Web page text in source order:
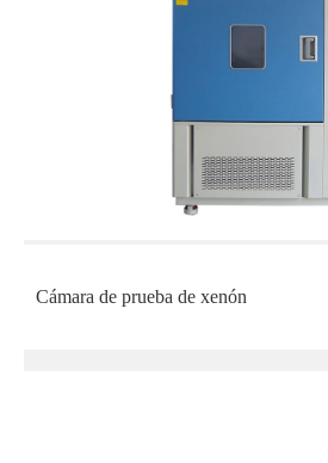
Cámara de prueba de xenón